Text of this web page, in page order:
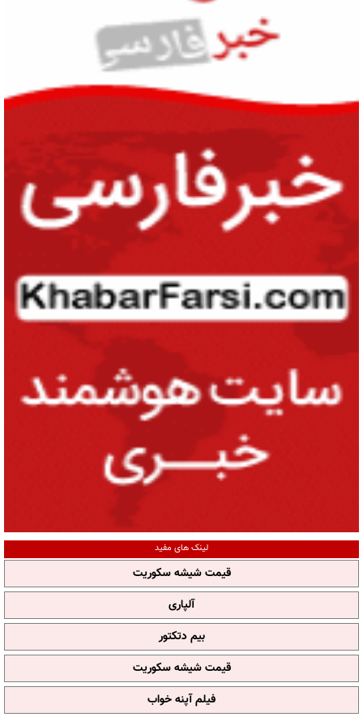
لینک های مفید
قیمت شیشه سکوریت
آلپاری
بیم دتکتور
قیمت شیشه سکوریت
فیلم آپنه خواب